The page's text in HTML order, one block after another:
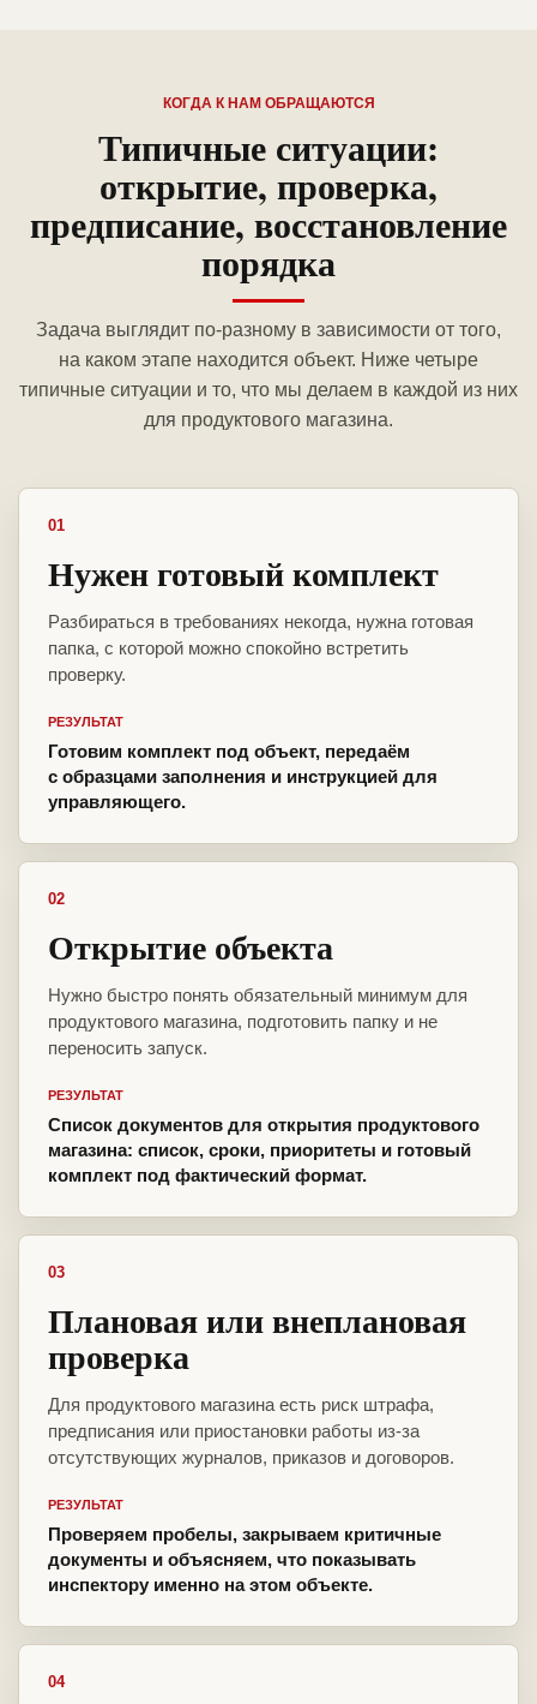
КОГДА К НАМ ОБРАЩАЮТСЯ
Типичные ситуации:
открытие, проверка,
предписание, восстановление
порядка
Задача выглядит по-разному в зависимости от того,
на каком этапе находится объект. Ниже четыре
типичные ситуации и то, что мы делаем в каждой из них
для продуктового магазина.
01
Нужен готовый комплект
Разбираться в требованиях некогда, нужна готовая
папка, с которой можно спокойно встретить
проверку.
РЕЗУЛЬТАТ
Готовим комплект под объект, передаём
с образцами заполнения и инструкцией для
управляющего.
02
Открытие объекта
Нужно быстро понять обязательный минимум для
продуктового магазина, подготовить папку и не
переносить запуск.
РЕЗУЛЬТАТ
Список документов для открытия продуктового
магазина: список, сроки, приоритеты и готовый
комплект под фактический формат.
03
Плановая или внеплановая
проверка
Для продуктового магазина есть риск штрафа,
предписания или приостановки работы из-за
отсутствующих журналов, приказов и договоров.
РЕЗУЛЬТАТ
Проверяем пробелы, закрываем критичные
документы и объясняем, что показывать
инспектору именно на этом объекте.
04